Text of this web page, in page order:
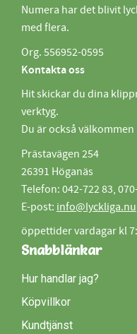
Numera har det blivit
med flera.
Org. 556952-0595
Kontakta oss
Hit skickar du dina
verktyg.
Du är också
Prästavägen 254
26391 Höganäs
Telefon: 042-722 83,
E-post: info@lyckliga.nu
öppettider vardagar kl
Snabblänkar
Hur handlar jag?
Köpvillkor
Kundtjänst